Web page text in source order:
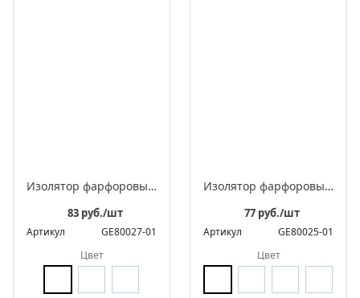
Изолятор фарфоровый квадратный для монтажа витого ретро провода, в комплекте с саморезом
83 руб./шт
Артикул
GE80027-01
Цвет
Изолятор фарфоровый квадратный для монтажа витого ретро провода
77 руб./шт
Артикул
GE80025-01
Цвет